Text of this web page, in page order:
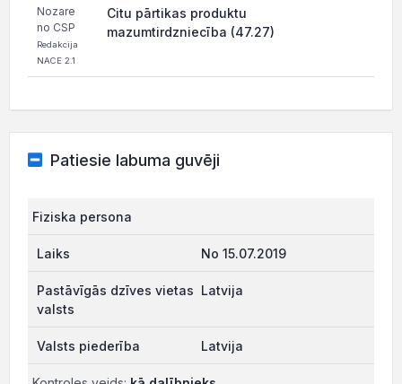
Nozare
no CSP
Redakcija
NACE 2.1
Citu pārtikas produktu
mazumtirdzniecība (47.27)
Patiesie labuma guvēji
Fiziska persona
No 15.07.2019
Latvija
Latvija